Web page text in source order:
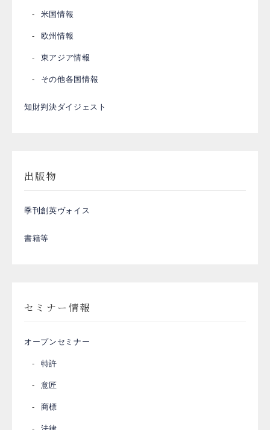
米国情報
欧州情報
東アジア情報
その他各国情報
知財判決ダイジェスト
出版物
季刊創英ヴォイス
書籍等
セミナー情報
オープンセミナー
特許
意匠
商標